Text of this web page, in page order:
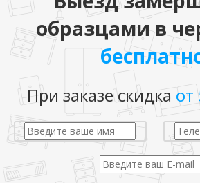
образцами в
При заказе скидка от